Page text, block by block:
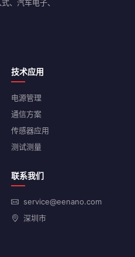
、汽车电子、
技术应用
电源管理
通信方案
传感器应用
测试测量
联系我们
service@eenano.com
深圳市